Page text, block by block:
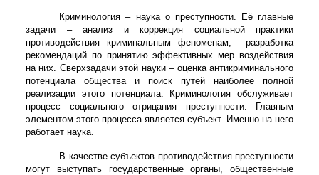
Криминология – наука о преступности. Её главные
задачи – анализ и коррекция социальной практики
противодействия криминальным феноменам, разработка
рекомендаций по принятию эффективных мер воздействия
на них. Сверхзадачи этой науки – оценка антикриминального
потенциала общества и поиск путей наиболее полной
реализации этого потенциала. Криминология обслуживает
процесс социального отрицания преступности. Главным
элементом этого процесса является субъект. Именно на него
работает наука.
В качестве субъектов противодействия преступности
могут выступать государственные органы, общественные